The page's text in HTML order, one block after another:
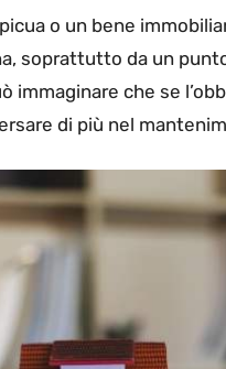
o un bene
soprattutto da un
immaginare che se
di più nel